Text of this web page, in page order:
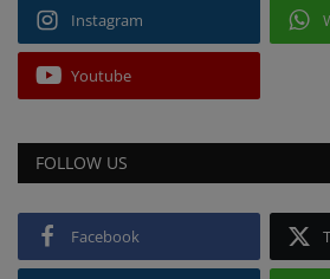
Instagram
Youtube
FOLLOW US
Facebook